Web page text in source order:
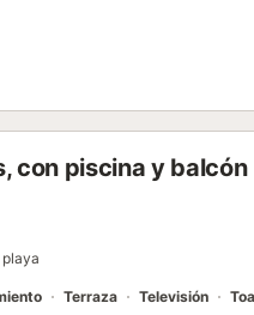
en una residencia muy
la residencia : → de estilo
・En el interior del alquiler : →
y luminoso con una
coche. ・Puede llegar en
confirmada su reserva, le
con piscina y balcón
Terraza Televisión